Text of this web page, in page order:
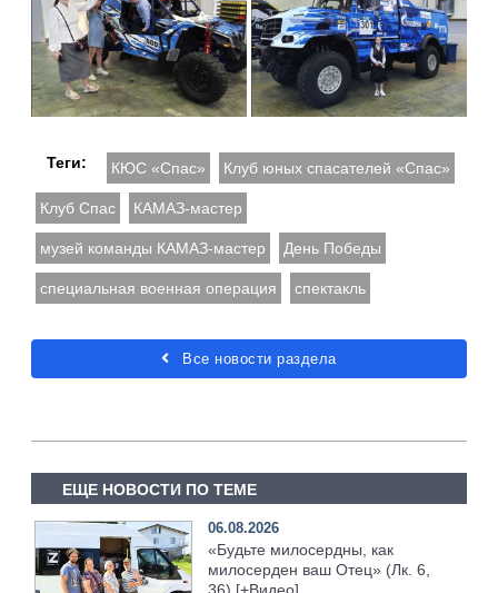
Теги: КЮС «Спас» Клуб юных спасателей «Спас»
Клуб Спас КАМАЗ-мастер
музей команды КАМАЗ-мастер День Победы
специальная военная операция спектакль
Все новости раздела
ЕЩЕ НОВОСТИ ПО ТЕМЕ
06.08.2026
«Будьте милосердны, как
милосерден ваш Отец» (Лк. 6,